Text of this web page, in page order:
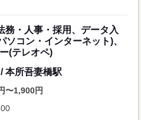
務・人事・採用、データ入
ソコン・インターネット)、
(テレオペ)
本所吾妻橋駅
〜1,900円